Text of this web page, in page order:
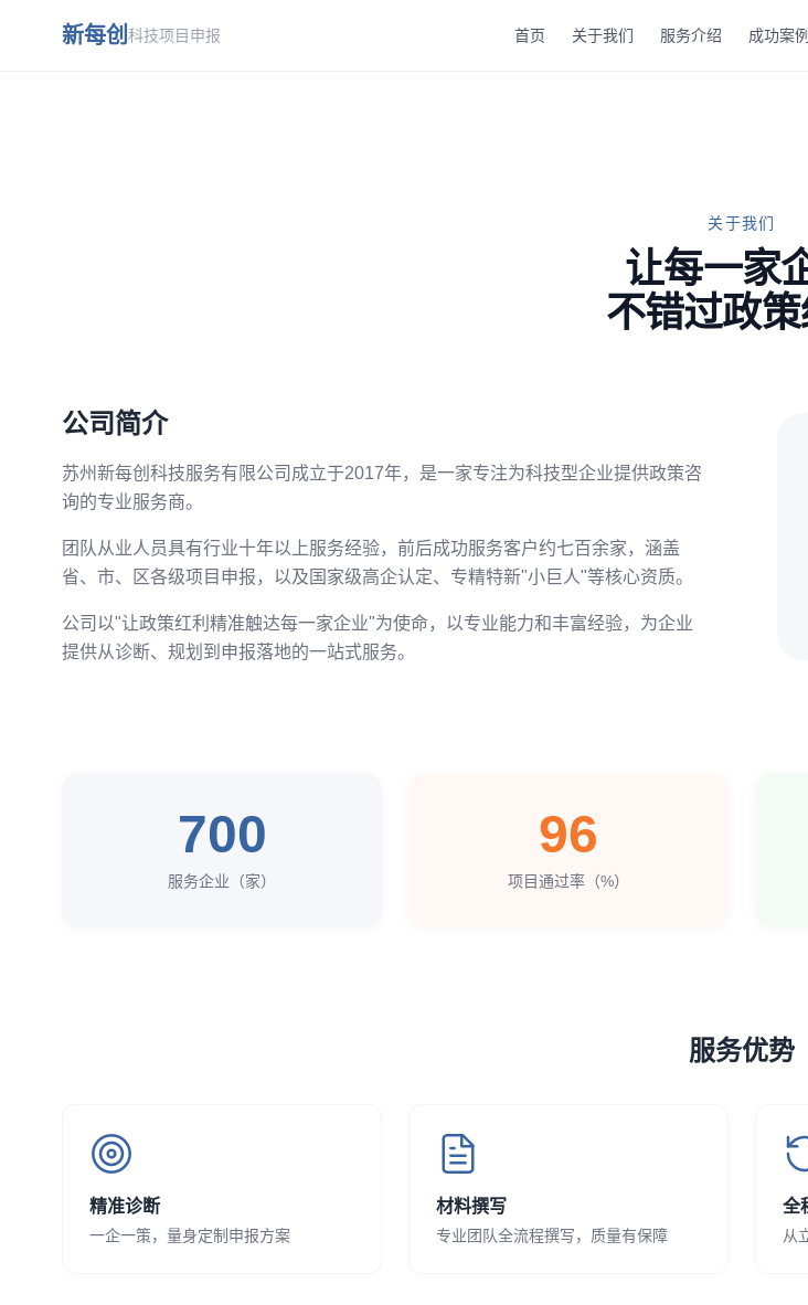
新每创 科技项目申报 首页 关于我们 服务介绍 成功案例
关于我们
让每一家
不错过政策
公司简介
苏州新每创科技服务有限公司成立于2017年，是一家专注为科技型企业提供政策咨
询的专业服务商。
团队从业人员具有行业十年以上服务经验，前后成功服务客户约七百余家，涵盖
省、市、区各级项目申报，以及国家级高企认定、专精特新"小巨人"等核心资质。
公司以"让政策红利精准触达每一家企业"为使命，以专业能力和丰富经验，为企业
提供从诊断、规划到申报落地的一站式服务。
700
服务企业（家）
96
项目通过率（%）
服务优势
精准诊断
一企一策，量身定制申报方案
材料撰写
专业团队全流程撰写，质量有保障
全
从